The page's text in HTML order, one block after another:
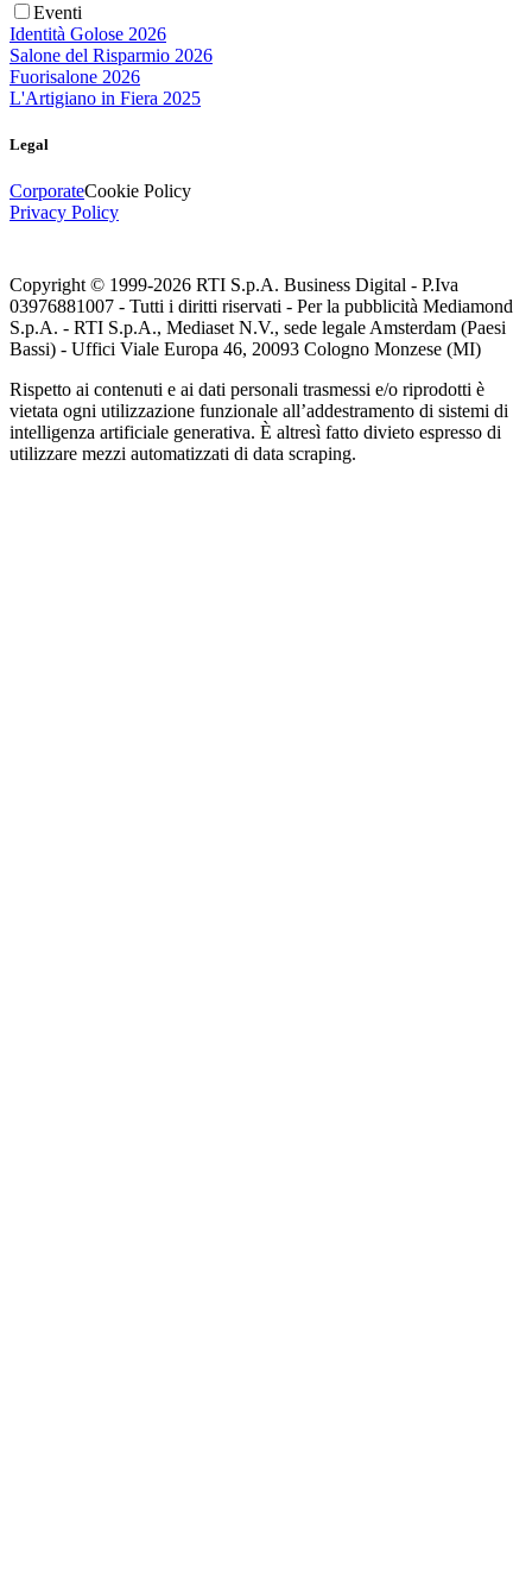
Eventi
Identità Golose 2026
Salone del Risparmio 2026
Fuorisalone 2026
L'Artigiano in Fiera 2025
Legal
CorporateCookie Policy
Privacy Policy
Copyright © 1999-2026 RTI S.p.A. Business Digital - P.Iva
03976881007 - Tutti i diritti riservati - Per la pubblicità Mediamond
S.p.A. - RTI S.p.A., Mediaset N.V., sede legale Amsterdam (Paesi
Bassi) - Uffici Viale Europa 46, 20093 Cologno Monzese (MI)
Rispetto ai contenuti e ai dati personali trasmessi e/o riprodotti è
vietata ogni utilizzazione funzionale all’addestramento di sistemi di
intelligenza artificiale generativa. È altresì fatto divieto espresso di
utilizzare mezzi automatizzati di data scraping.